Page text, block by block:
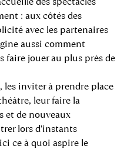
: aux côtés des
avec les partenaires
aussi comment
faire jouer au plus près de
les inviter à prendre place
leur faire la
et de nouveaux
lors d’instants
ce à quoi aspire le